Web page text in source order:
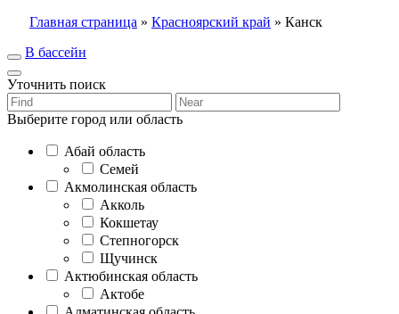
Главная страница » Красноярский край » Канск
В бассейн
Уточнить поиск
Выберите город или область
Абай область
Семей
Акмолинская область
Акколь
Кокшетау
Степногорск
Щучинск
Актюбинская область
Актобе